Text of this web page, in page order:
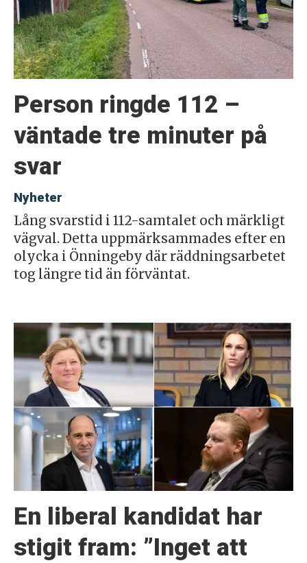
Person ringde 112 –
väntade tre minuter på
svar
Nyheter
Lång svarstid i 112-samtalet och märkligt
vägval. Detta uppmärksammades efter en
olycka i Önningeby där räddningsarbetet
tog längre tid än förväntat.
En liberal kandidat har
stigit fram: ”Inget att